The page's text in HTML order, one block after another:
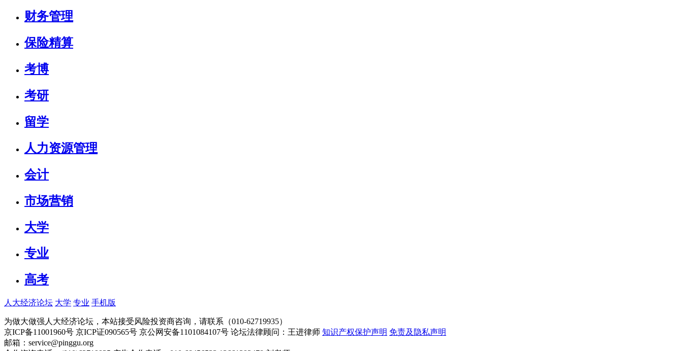
财务管理
保险精算
考博
考研
留学
人力资源管理
会计
市场营销
大学
专业
高考
人大经济论坛 大学 专业 手机版
为做大做强人大经济论坛，本站接受风险投资商咨询，请联系（010-62719935）
京ICP备11001960号 京ICP证090565号 京公网安备1101084107号 论坛法律顾问：王进律师 知识产权保护声明 免责及隐私声明
邮箱：service@pinggu.org